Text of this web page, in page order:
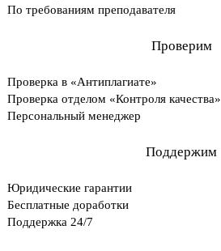
По требованиям преподавателя
Проверим
Проверка в «Антиплагиате»
Проверка отделом «Контроля качества»
Персональный менеджер
Поддержим
Юридические гарантии
Бесплатные доработки
Поддержка 24/7